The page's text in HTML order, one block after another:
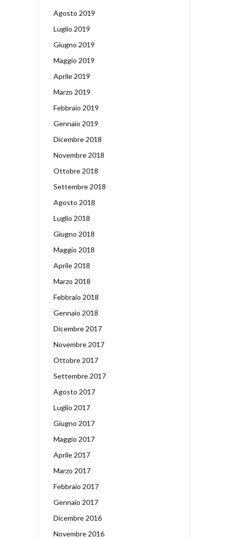
Agosto 2019
Luglio 2019
Giugno 2019
Maggio 2019
Aprile 2019
Marzo 2019
Febbraio 2019
Gennaio 2019
Dicembre 2018
Novembre 2018
Ottobre 2018
Settembre 2018
Agosto 2018
Luglio 2018
Giugno 2018
Maggio 2018
Aprile 2018
Marzo 2018
Febbraio 2018
Gennaio 2018
Dicembre 2017
Novembre 2017
Ottobre 2017
Settembre 2017
Agosto 2017
Luglio 2017
Giugno 2017
Maggio 2017
Aprile 2017
Marzo 2017
Febbraio 2017
Gennaio 2017
Dicembre 2016
Novembre 2016